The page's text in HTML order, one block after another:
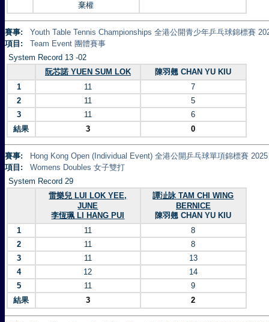
棄權
賽事:
Youth Table Tennis Championships 全港公開青少年乒乓球錦標賽
項目:
Team Event 團體賽事
System Record 13 -02
阮芯諾 YUEN SUM LOK
陳羽翹 CHAN YU KIU
1
11
7
2
11
5
3
11
6
結果
3 0
賽事:
Hong Kong Open (Individual Event) 全港公開乒乓球單項錦標賽 2025
項目:
Womens Doubles 女子雙打
System Record 29
雷樂兒 LUI LOK YEE,
JUNE
李恆珮 LI HANG PUI
譚沚詠 TAM CHI WING
BERNICE
陳羽翹 CHAN YU KIU
1
11
8
2
11
8
3
11
13
4
12
14
5
11
9
結果
3 2